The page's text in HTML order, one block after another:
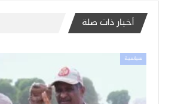
أخبار ذات صلة
سياسية